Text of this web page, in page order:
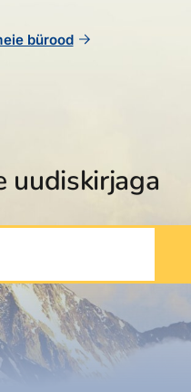
bürood
uudiskirjaga